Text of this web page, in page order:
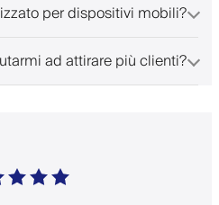
per dispositivi mobili?
ad attirare più clienti?